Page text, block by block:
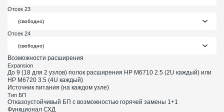
Отсек 23
Отсек 24
Возможности расширения
Expansion
До 9 (18 для 2 узлов) полок расширения HP M6710 2.5 (2U каждый) или
HP M6720 3.5 (4U каждый)
Источник питания (на каждом узле)
Тип БП
Отказоустойчивый БП с возможностью горячей замены 1+1
Функционал СХД